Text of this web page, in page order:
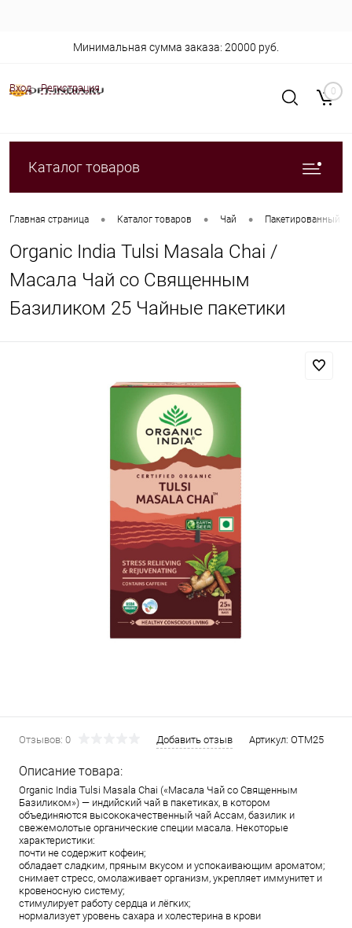
Вход Регистрация
Минимальная сумма заказа: 20000 руб.
0
Каталог товаров
Главная страница • Каталог товаров • Чай • Пакетированный
Organic India Tulsi Masala Chai /
Масала Чай со Священным
Базиликом 25 Чайные пакетики
Отзывов: 0 Добавить отзыв Артикул: OTM25
Описание товара:
Organic India Tulsi Masala Chai («Масала Чай со Священным
Базиликом») — индийский чай в пакетиках, в котором
объединяются высококачественный чай Ассам, базилик и
свежемолотые органические специи масала. Некоторые
характеристики:
почти не содержит кофеин;
обладает сладким, пряным вкусом и успокаивающим ароматом;
снимает стресс, омолаживает организм, укрепляет иммунитет и
кровеносную систему;
стимулирует работу сердца и лёгких;
нормализует уровень сахара и холестерина в крови